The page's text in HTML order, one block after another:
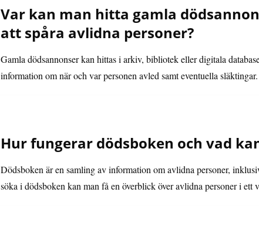
Var kan man hitta gamla
att spåra avlidna personer?
Gamla dödsannonser kan hittas i arkiv, bibliotek eller digitala
information om när och var personen avled samt eventuella släktingar.
Hur fungerar dödsboken och vad
Dödsboken är en samling av information om avlidna personer,
söka i dödsboken kan man få en överblick över avlidna personer i ett